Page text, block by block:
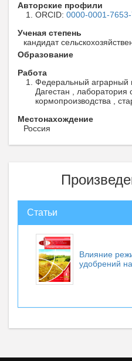
Авторские профили
ORCID: 0000-0001-7653-
Ученая степень
кандидат
Образование
Работа
Федеральный аграрный
Дагестан , лаборатория
кормопроизводства ,
Местонахождение
Россия
Статьи
Влияние
удобрений на